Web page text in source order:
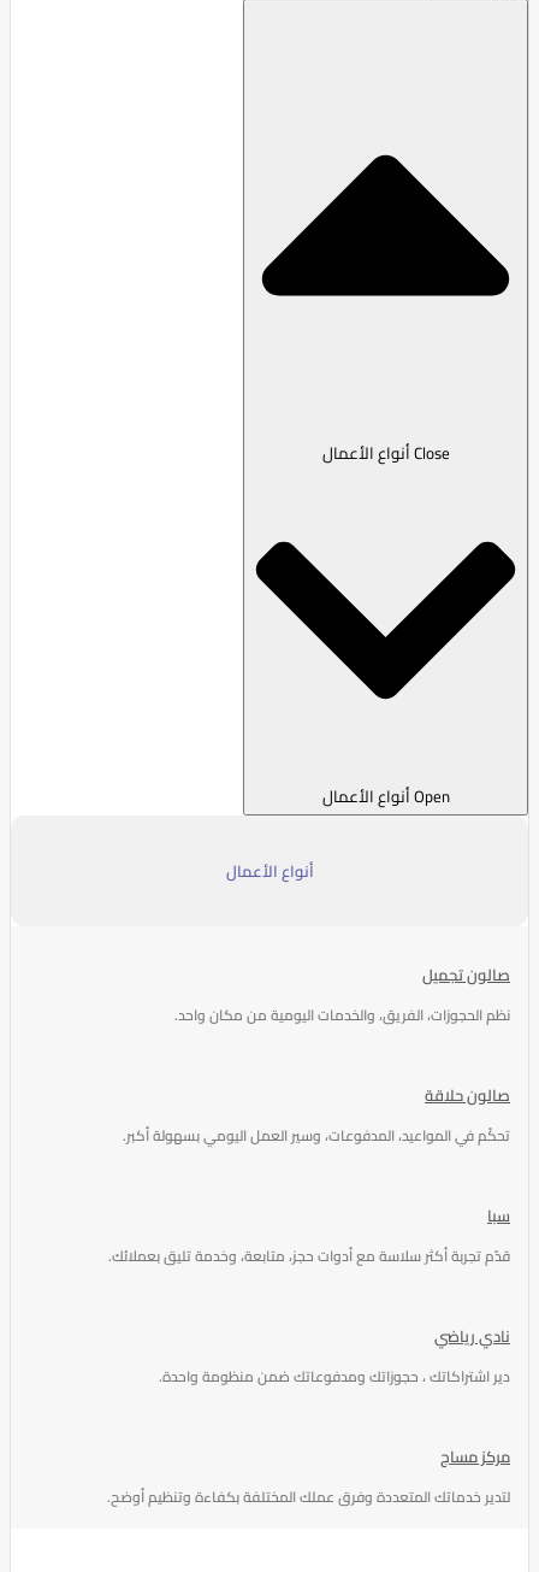
Close أنواع الأعمال
Open أنواع الأعمال
أنواع الأعمال
صالون تجميل
نظم الحجوزات، الفريق، والخدمات اليومية من مكان واحد.
صالون حلاقة
تحكّم في المواعيد، المدفوعات، وسير العمل اليومي بسهولة أكبر.
سبا
قدّم تجربة أكثر سلاسة مع أدوات حجز، متابعة، وخدمة تليق بعملائك.
نادي رياضي
دير اشتراكاتك ، حجوزاتك ومدفوعاتك ضمن منظومة واحدة.
مركز مساج
لتدير خدماتك المتعددة وفرق عملك المختلفة بكفاءة وتنظيم أوضح.